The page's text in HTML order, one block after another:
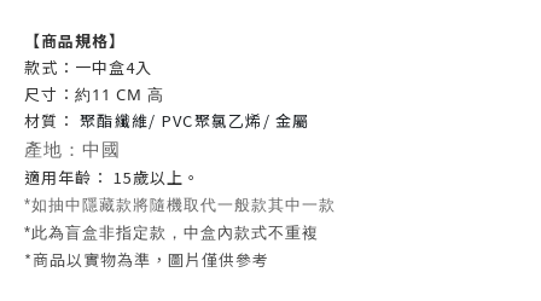
【商品規格】
款式：一中盒4入
尺寸： 約11 CM 高
材質： 聚酯纖維/ PVC聚氯乙烯/ 金屬
產地：中國
適用年齡： 15歲以上。
*如抽中隱藏款將隨機取代一般款其中一款
*此為盲盒非指定款，中盒內款式不重複
*商品以實物為準，圖片僅供參考